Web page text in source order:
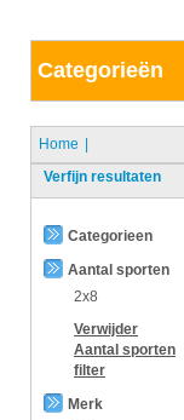
Categorieën
Home
Verfijn resultaten
Categorieen
Aantal sporten
2x8
Verwijder
Aantal sporten
filter
Merk